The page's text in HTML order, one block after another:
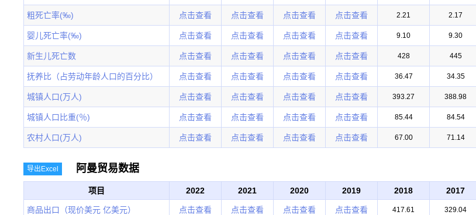
粗死亡率(‰) 点击查看 点击查看 点击查看 点击查看 2.21 2.17
婴儿死亡率(‰) 点击查看 点击查看 点击查看 点击查看 9.10 9.30
新生儿死亡数 点击查看 点击查看 点击查看 点击查看 428 445
抚养比（占劳动年龄人口的百分比） 点击查看 点击查看 点击查看 点击查看 36.47 34.35
城镇人口(万人) 点击查看 点击查看 点击查看 点击查看 393.27 388.98
城镇人口比重(％) 点击查看 点击查看 点击查看 点击查看 85.44 84.54
农村人口(万人) 点击查看 点击查看 点击查看 点击查看 67.00 71.14
阿曼贸易数据
导出Excel
项目 2022 2021 2020 2019 2018 2017
商品出口（现价美元 亿美元） 点击查看 点击查看 点击查看 点击查看 417.61 329.04